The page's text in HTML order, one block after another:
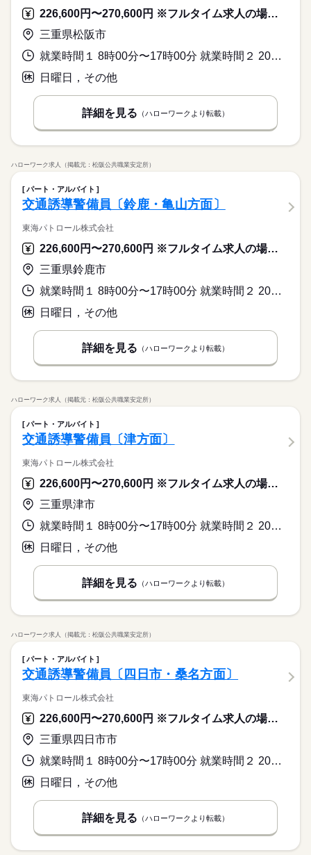
226,600円〜270,600円 ※フルタイム求人の場合は月額（換算額）、パート求人の場合は時間額を表示しています。
三重県松阪市
就業時間１ 8時00分〜17時00分 就業時間２ 20時00分〜5時00分 就業時間に関する特記事項 日勤・夜勤希望可
日曜日，その他
詳細を見る （ハローワークより転載）
ハローワーク求人（掲載元：松阪公共職業安定所）
パート・アルバイト
交通誘導警備員〔鈴鹿・亀山方面〕
東海パトロール株式会社
226,600円〜270,600円 ※フルタイム求人の場合は月額（換算額）、パート求人の場合は時間額を表示しています。
三重県鈴鹿市
就業時間１ 8時00分〜17時00分 就業時間２ 20時00分〜5時00分 又は 〜の時間の間の8時間程度
日曜日，その他
詳細を見る （ハローワークより転載）
ハローワーク求人（掲載元：松阪公共職業安定所）
パート・アルバイト
交通誘導警備員〔津方面〕
東海パトロール株式会社
226,600円〜270,600円 ※フルタイム求人の場合は月額（換算額）、パート求人の場合は時間額を表示しています。
三重県津市
就業時間１ 8時00分〜17時00分 就業時間２ 20時00分〜5時00分
日曜日，その他
詳細を見る （ハローワークより転載）
ハローワーク求人（掲載元：松阪公共職業安定所）
パート・アルバイト
交通誘導警備員〔四日市・桑名方面〕
東海パトロール株式会社
226,600円〜270,600円 ※フルタイム求人の場合は月額（換算額）、パート求人の場合は時間額を表示しています。
三重県四日市市
就業時間１ 8時00分〜17時00分 就業時間２ 20時00分〜5時00分
日曜日，その他
詳細を見る （ハローワークより転載）